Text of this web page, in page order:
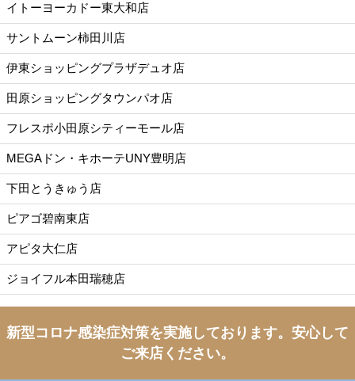
イトーヨーカドー東大和店
サントムーン柿田川店
伊東ショッピングプラザデュオ店
田原ショッピングタウンパオ店
フレスポ小田原シティーモール店
MEGAドン・キホーテUNY豊明店
下田とうきゅう店
ピアゴ碧南東店
アピタ大仁店
ジョイフル本田瑞穂店
新型コロナ感染症対策を実施しております。 安心して
ご来店ください。